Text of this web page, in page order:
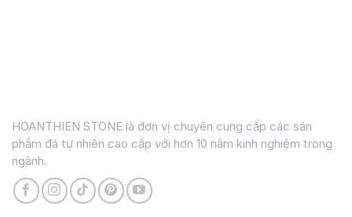
HOANTHIEN STONE là đơn vị chuyên cung cấp các sản
phẩm đá tự nhiên cao cấp với hơn 10 năm kinh nghiệm trong
ngành.